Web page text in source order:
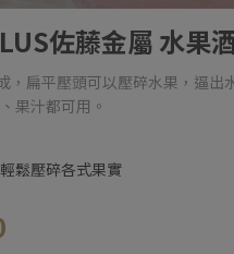
佐藤金屬 水果
，扁平壓頭可以壓碎水果，逼出
果汁都可用。
鬆壓碎各式果實